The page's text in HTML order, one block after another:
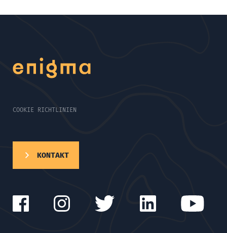
COOKIE RICHTLINIEN
KONTAKT